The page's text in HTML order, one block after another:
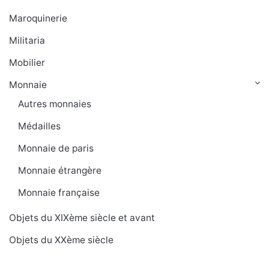
Maroquinerie
Militaria
Mobilier
Monnaie
Autres monnaies
Médailles
Monnaie de paris
Monnaie étrangère
Monnaie française
Objets du XIXème siècle et avant
Objets du XXème siècle